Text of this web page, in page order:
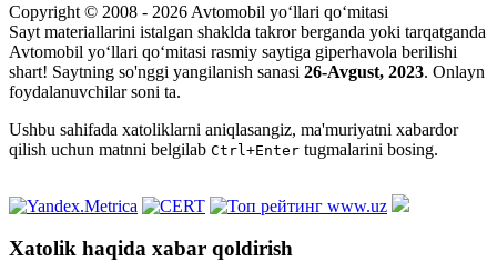
Copyright © 2008 - 2026 Avtomobil yo‘llari qo‘mitasi
Sayt materiallarini istalgan shaklda takror berganda yoki tarqatganda
Avtomobil yo‘llari qo‘mitasi rasmiy saytiga giperhavola berilishi
shart! Saytning so'nggi yangilanish sanasi 26-Avgust, 2023. Onlayn
foydalanuvchilar soni ta.
Ushbu sahifada xatoliklarni aniqlasangiz, ma'muriyatni xabardor
qilish uchun matnni belgilab Ctrl+Enter tugmalarini bosing.
Xatolik haqida xabar qoldirish